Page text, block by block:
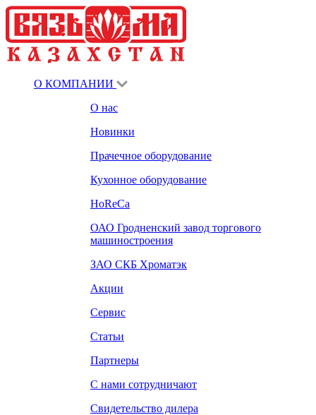
О КОМПАНИИ
О нас
Новинки
Прачечное оборудование
Кухонное оборудование
HoReCa
ОАО Гродненский завод торгового
машиностроения
ЗАО СКБ Хроматэк
Акции
Сервис
Статьи
Партнеры
С нами сотрудничают
Свидетельство дилера